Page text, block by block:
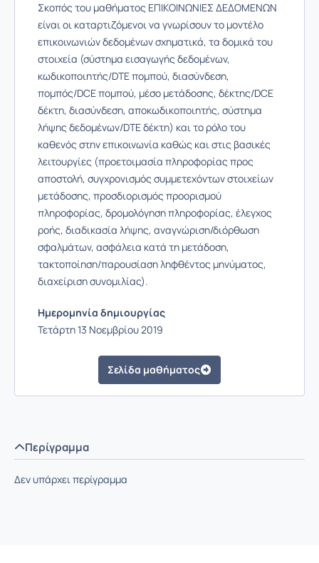
Σκοπός του μαθήματος ΕΠΙΚΟΙΝΩΝΙΕΣ ΔΕΔΟΜΕΝΩΝ
είναι οι καταρτιζόμενοι να γνωρίσουν το μοντέλο
επικοινωνιών δεδομένων σχηματικά, τα δομικά του
στοιχεία (σύστημα εισαγωγής δεδομένων,
κωδικοποιητής/DTE πομπού, διασύνδεση,
πομπός/DCE πομπού, μέσο μετάδοσης, δέκτης/DCE
δέκτη, διασύνδεση, αποκωδικοποιητής, σύστημα
λήψης δεδομένων/DTE δέκτη) και το ρόλο του
καθενός στην επικοινωνία καθώς και στις βασικές
λειτουργίες (προετοιµασία πληροφορίας προς
αποστολή, συγχρονισµός συµµετεχόντων στοιχείων
µετάδοσης, προσδιορισµός προορισµού
πληροφορίας, δροµολόγηση πληροφορίας, έλεγχος
ροής, διαδικασία λήψης, αναγνώριση/διόρθωση
σφαλµάτων, ασφάλεια κατά τη µετάδοση,
τακτοποίηση/παρουσίαση ληφθέντος µηνύµατος,
διαχείριση συνοµιλίας).
Ημερομηνία δημιουργίας
Τετάρτη 13 Νοεμβρίου 2019
Σελίδα μαθήματος
Περίγραμμα
Δεν υπάρχει περίγραμμα